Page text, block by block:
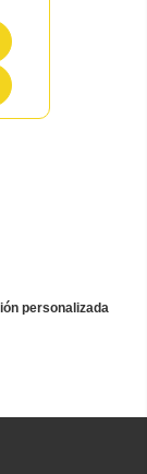
personalizada